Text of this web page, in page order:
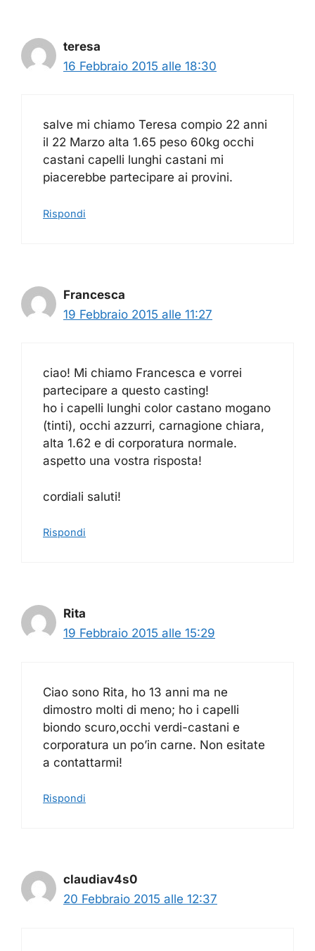
teresa
16 Febbraio 2015 alle 18:30
salve mi chiamo Teresa compio 22 anni
il 22 Marzo alta 1.65 peso 60kg occhi
castani capelli lunghi castani mi
piacerebbe partecipare ai provini.
Rispondi
Francesca
19 Febbraio 2015 alle 11:27
ciao! Mi chiamo Francesca e vorrei
partecipare a questo casting!
ho i capelli lunghi color castano mogano
(tinti), occhi azzurri, carnagione chiara,
alta 1.62 e di corporatura normale.
aspetto una vostra risposta!
cordiali saluti!
Rispondi
Rita
19 Febbraio 2015 alle 15:29
Ciao sono Rita, ho 13 anni ma ne
dimostro molti di meno; ho i capelli
biondo scuro,occhi verdi-castani e
corporatura un po’in carne. Non esitate
a contattarmi!
Rispondi
claudiav4s0
20 Febbraio 2015 alle 12:37